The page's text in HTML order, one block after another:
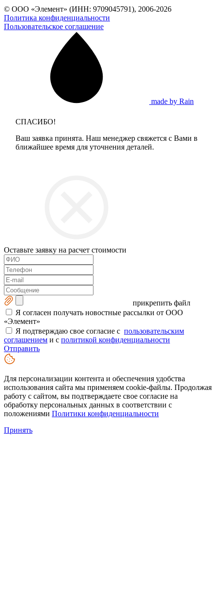
© ООО «Элемент» (ИНН: 9709045791), 2006-2026
Политика конфиденциальности
Пользовательское соглашение
made by Rain
СПАСИБО!
Ваш заявка принята. Наш менеджер свяжется с Вами в
ближайшее время для уточнения деталей.
Оставьте заявку на расчет стоимости
прикрепить файл
Я согласен получать новостные рассылки от ООО
«Элемент»
Я подтверждаю свое согласие с пользовательским
соглашением и с политикой конфиденциальности
Отправить
Для персонализации контента и обеспечения удобства
использования сайта мы применяем cookie-файлы. Продолжая
работу с сайтом, вы подтверждаете свое согласие на
обработку персональных данных в соответствии с
положениями Политики конфиденциальности
Принять